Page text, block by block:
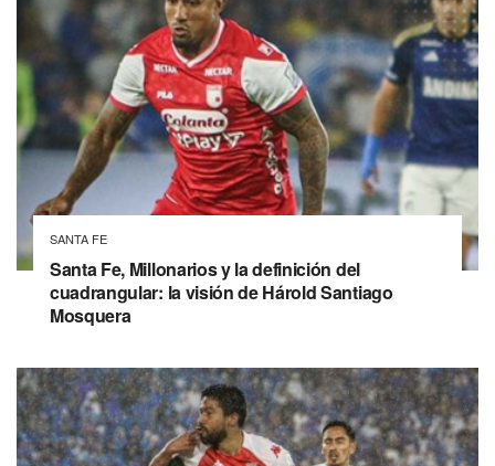
SANTA FE
Santa Fe, Millonarios y la definición del
cuadrangular: la visión de Hárold Santiago
Mosquera